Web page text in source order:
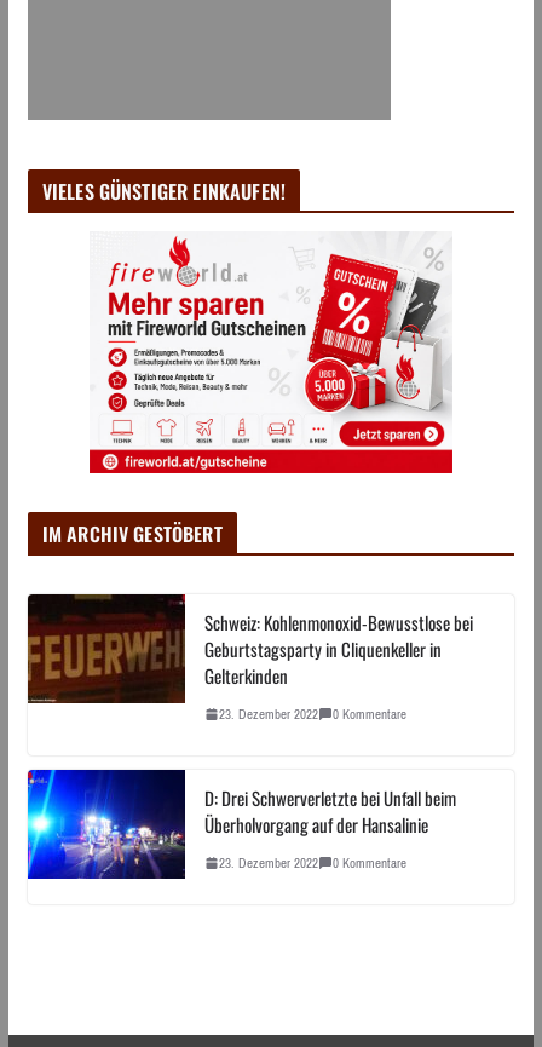
VIELES GÜNSTIGER EINKAUFEN!
IM ARCHIV GESTÖBERT
Schweiz: Kohlenmonoxid-Bewusstlose bei
Geburtstagsparty in Cliquenkeller in
Gelterkinden
23. Dezember 2022 0 Kommentare
D: Drei Schwerverletzte bei Unfall beim
Überholvorgang auf der Hansalinie
23. Dezember 2022 0 Kommentare